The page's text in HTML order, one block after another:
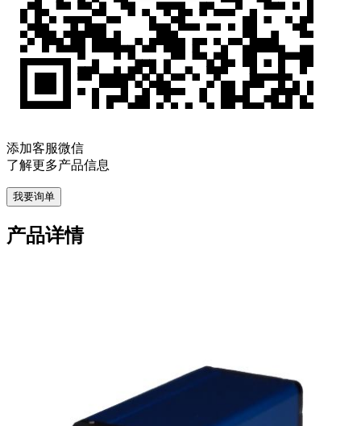
添加客服微信
了解更多产品信息
我要询单
产品详情